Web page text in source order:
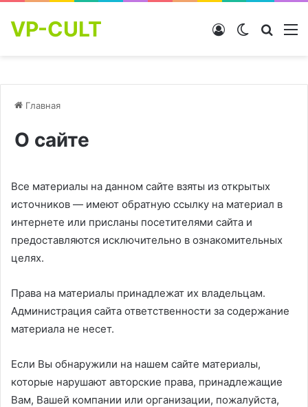
VP-CULT Switch skin
Войти
Главная
О сайте
Все материалы на данном сайте взяты из открытых
источников — имеют обратную ссылку на материал в
интернете или присланы посетителями сайта и
предоставляются исключительно в ознакомительных
целях.
Права на материалы принадлежат их владельцам.
Администрация сайта ответственности за содержание
материала не несет.
Если Вы обнаружили на нашем сайте материалы,
которые нарушают авторские права, принадлежащие
Вам, Вашей компании или организации, пожалуйста,